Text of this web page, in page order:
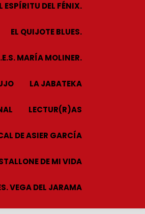
ESPÍRITU DEL FÉNIX.
EL QUIJOTE BLUES.
MARÍA MOLINER.
LA JABATEKA
LECTUR(R)AS
DE ASIER GARCÍA
DE MI VIDA
VEGA DEL JARAMA